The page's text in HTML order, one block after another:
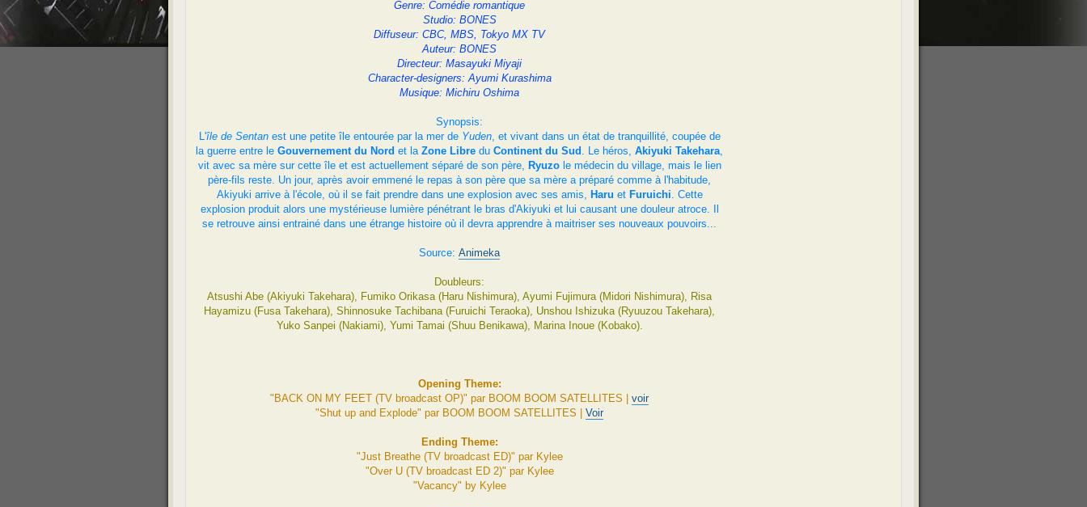
Genre: Comédie romantique
Studio: BONES
Diffuseur: CBC, MBS, Tokyo MX TV
Auteur: BONES
Directeur: Masayuki Miyaji
Character-designers: Ayumi Kurashima
Musique: Michiru Oshima
Synopsis:
L'île de Sentanest une petite île entourée par la mer de Yuden, et vivant dans un état de tranquillité, coupée de
la guerre entre leGouvernement du Nord et laZone Libre duContinent du Sud . Le héros,Akiyuki Takehara
vit avec sa mère sur cette île et est actuellement séparé de son père,
Ryuzole médecin du village, mais le lien
père-fils reste. Un jour, après avoir emmené le repas à son père que sa mère a préparé comme à l'habitude,
Akiyuki arrive à l'école, où il se fait prendre dans une explosion avec ses amis,
Haru et Furuichi . Cette
explosion produit alors une mystérieuse lumière pénétrant le bras d'Akiyuki et lui causant une douleur atroce. Il
se retrouve ainsi entrainé dans une étrange histoire où il devra apprendre à maitriser ses nouveaux pouvoirs...
Source:Animeka
Doubleurs:
Atsushi Abe (Akiyuki Takehara), Fumiko Orikasa (Haru Nishimura), Ayumi Fujimura (Midori Nishimura), Risa
Hayamizu (Fusa Takehara), Shinnosuke Tachibana (Furuichi Teraoka), Unshou Ishizuka (Ryuuzou Takehara),
Yuko Sanpei (Nakiami), Yumi Tamai (Shuu Benikawa), Marina Inoue (Kobako).
Opening Theme:
"BACK ON MY FEET (TV broadcast OP)" par BOOM BOOM SATELLITES |voir
"Shut up and Explode" par BOOM BOOM SATELLITES |Voir
Ending Theme:
"Just Breathe (TV broadcast ED)" par Kylee
"Over U (TV broadcast ED 2)" par Kylee
"Vacancy" by Kylee